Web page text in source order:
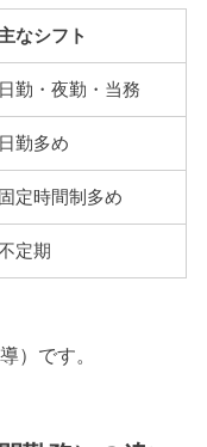
主なシフト
日勤・夜勤・当務
日勤多め
固定時間制多め
定期
）です。